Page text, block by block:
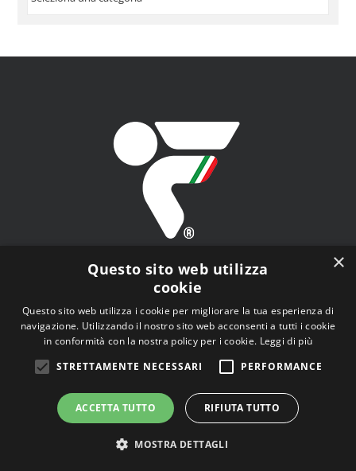
FITAV - Federazione Italiana Tiro a Volo - Viale Tiziano
×
Questo sito web utilizza
cookie
Questo sito web utilizza i cookie per migliorare la tua esperienza di
navigazione. Utilizzando il nostro sito web acconsenti a tutti i cookie
in conformità con la nostra policy per i cookie. Leggi di più
STRETTAMENTE NECESSARI
PERFORMANCE
ACCETTA TUTTO RIFIUTA TUTTO
MOSTRA DETTAGLI